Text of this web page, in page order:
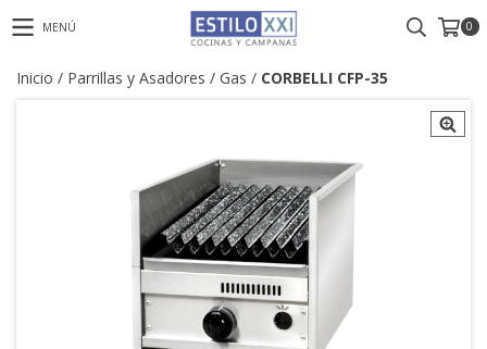
MENÚ 0
Inicio / Parrillas y Asadores / Gas / CORBELLI CFP-35